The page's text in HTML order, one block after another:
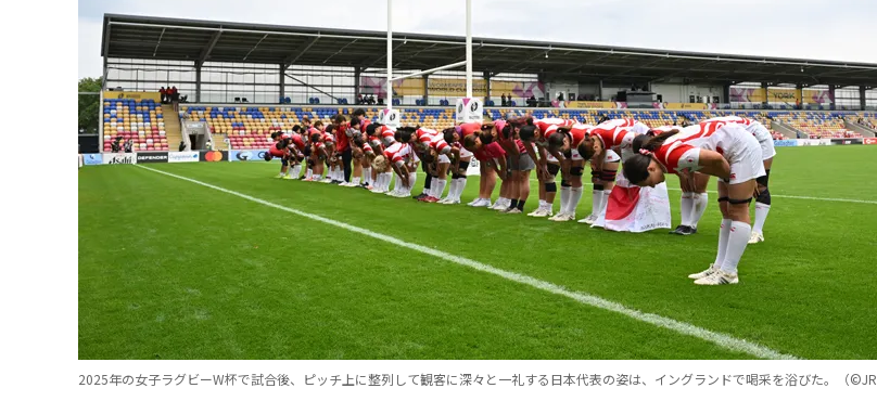
2025年の女子ラグビーW杯で試合後、ピッチ上に整列して観客に深々と一礼する日本代表の姿は、イングランドで喝采を浴びた。（